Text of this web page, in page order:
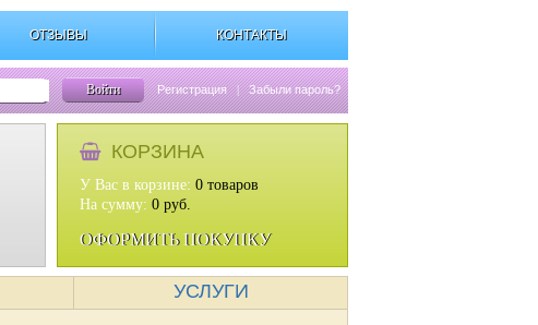
ОТЗЫВЫ КОНТАКТЫ
Войти Регистрация | Забыли пароль?
КОРЗИНА
У Вас в корзине: 0 товаров
На сумму: 0 руб.
ОФОРМИТЬ ПОКУПКУ
УСЛУГИ